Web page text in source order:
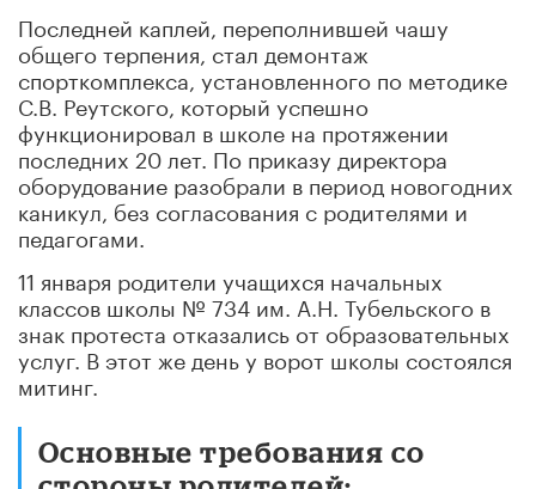
Последней каплей, переполнившей чашу
общего терпения, стал демонтаж
спорткомплекса, установленного по методике
С.В. Реутского, который успешно
функционировал в школе на протяжении
последних 20 лет. По приказу директора
оборудование разобрали в период новогодних
каникул, без согласования с родителями и
педагогами.
11 января родители учащихся начальных
классов школы № 734 им. А.Н. Тубельского в
знак протеста отказались от образовательных
услуг. В этот же день у ворот школы состоялся
митинг.
Основные требования со